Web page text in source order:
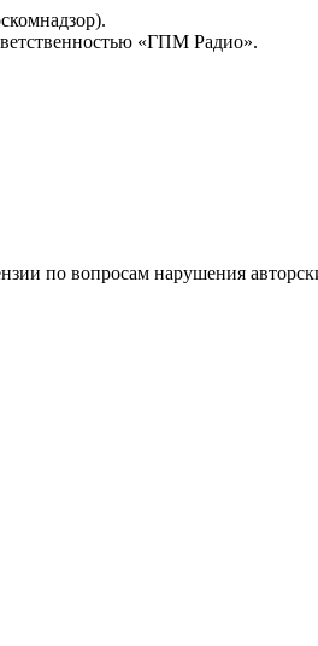
«ГПМ Радио».
по вопросам нарушения